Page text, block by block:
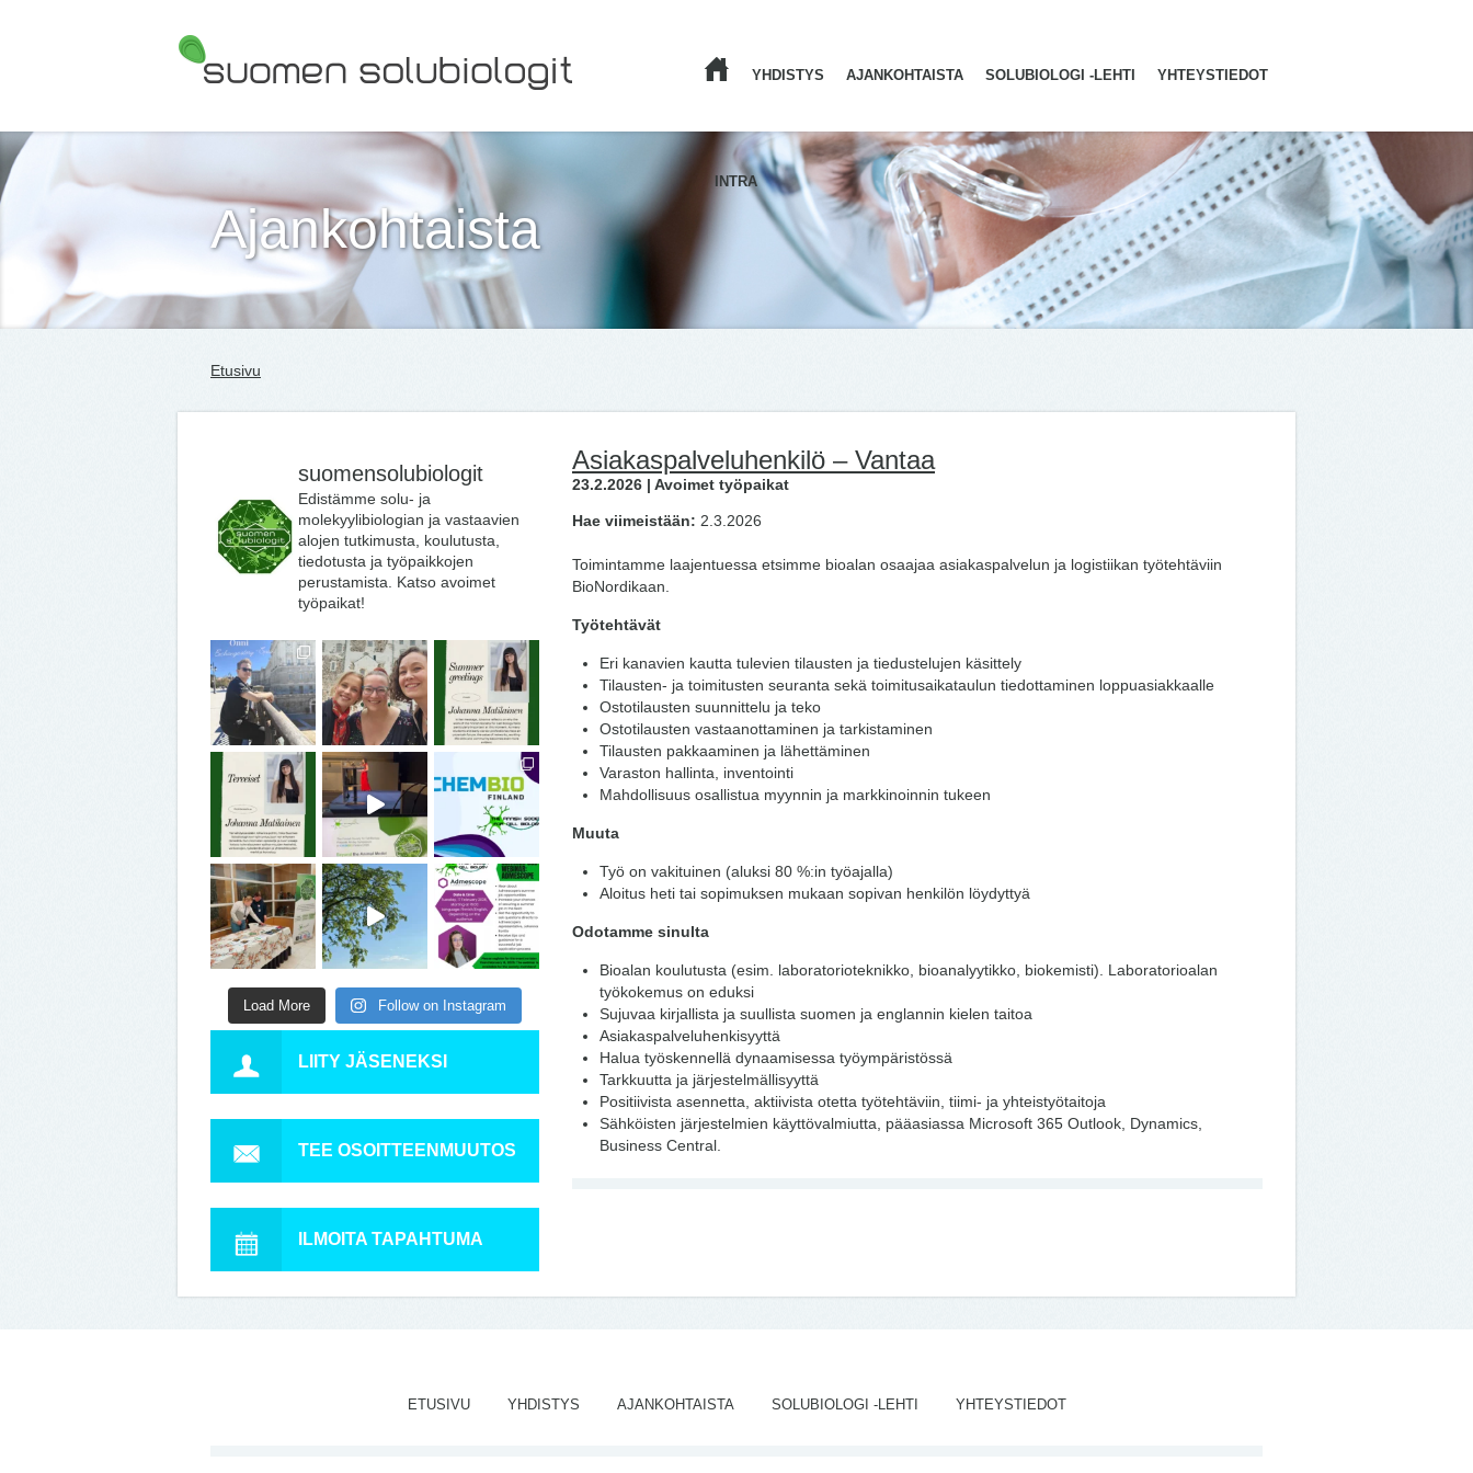
YHDISTYS AJANKOHTAISTA SOLUBIOLOGI -LEHTI YHTEYSTIEDOT
INTRA
Ajankohtaista
Etusivu
suomensolubiologit
Edistämme solu- ja
molekyylibiologian ja vastaavien
alojen tutkimusta, koulutusta,
tiedotusta ja työpaikkojen
perustamista. Katso avoimet
työpaikat!
Load More Follow on Instagram
LIITY JÄSENEKSI
TEE OSOITTEENMUUTOS
ILMOITA TAPAHTUMA
Asiakaspalveluhenkilö – Vantaa
23.2.2026 | Avoimet työpaikat
Hae viimeistään: 2.3.2026
Toimintamme laajentuessa etsimme bioalan osaajaa asiakaspalvelun ja logistiikan työtehtäviin
BioNordikaan.
Työtehtävät
Eri kanavien kautta tulevien tilausten ja tiedustelujen käsittely
Tilausten- ja toimitusten seuranta sekä toimitusaikataulun tiedottaminen loppuasiakkaalle
Ostotilausten suunnittelu ja teko
Ostotilausten vastaanottaminen ja tarkistaminen
Tilausten pakkaaminen ja lähettäminen
Varaston hallinta, inventointi
Mahdollisuus osallistua myynnin ja markkinoinnin tukeen
Muuta
Työ on vakituinen (aluksi 80 %:in työajalla)
Aloitus heti tai sopimuksen mukaan sopivan henkilön löydyttyä
Odotamme sinulta
Bioalan koulutusta (esim. laboratorioteknikko, bioanalyytikko, biokemisti). Laboratorioalan
työkokemus on eduksi
Sujuvaa kirjallista ja suullista suomen ja englannin kielen taitoa
Asiakaspalveluhenkisyyttä
Halua työskennellä dynaamisessa työympäristössä
Tarkkuutta ja järjestelmällisyyttä
Positiivista asennetta, aktiivista otetta työtehtäviin, tiimi- ja yhteistyötaitoja
Sähköisten järjestelmien käyttövalmiutta, pääasiassa Microsoft 365 Outlook, Dynamics,
Business Central.
ETUSIVU YHDISTYS AJANKOHTAISTA SOLUBIOLOGI -LEHTI YHTEYSTIEDOT